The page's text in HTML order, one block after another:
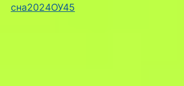
сна2024ОУ45